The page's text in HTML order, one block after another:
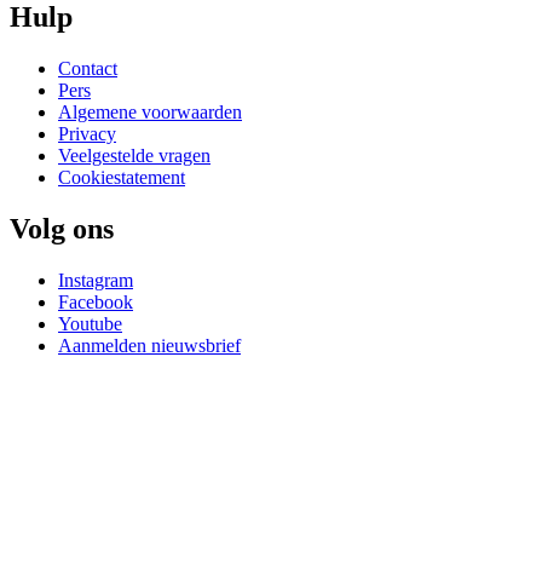
Hulp
Contact
Pers
Algemene voorwaarden
Privacy
Veelgestelde vragen
Cookiestatement
Volg ons
Instagram
Facebook
Youtube
Aanmelden nieuwsbrief